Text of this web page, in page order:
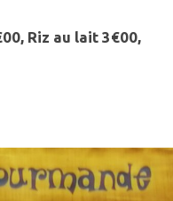
Riz au lait 3€00,